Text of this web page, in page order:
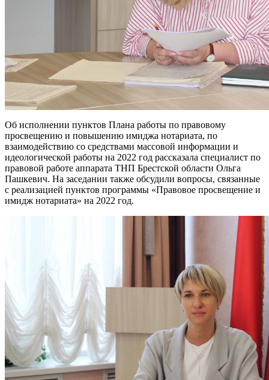
Об исполнении пунктов Плана работы по правовому
просвещению и повышению имиджа нотариата, по
взаимодействию со средствами массовой информации и
идеологической работы на 2022 год рассказала специалист по
правовой работе аппарата ТНП Брестской области Ольга
Пашкевич. На заседании также обсудили вопросы, связанные
с реализацией пунктов программы «Правовое просвещение и
имидж нотариата» на 2022 год.